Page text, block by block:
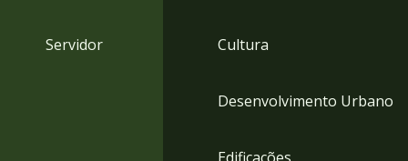
Servidor Cultura
Desenvolvimento Urbano